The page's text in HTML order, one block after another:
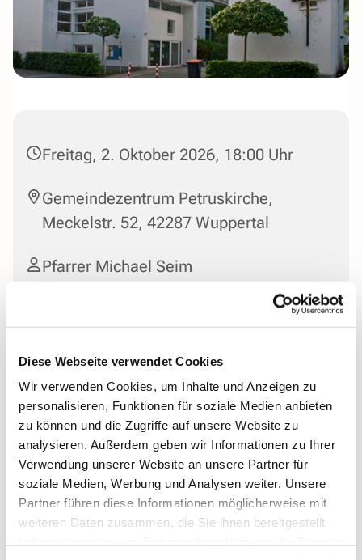
Diese Webseite verwendet Cookies
Wir verwenden Cookies, um Inhalte und Anzeigen zu
personalisieren, Funktionen für soziale Medien anbieten
zu können und die Zugriffe auf unsere Website zu
analysieren. Außerdem geben wir Informationen zu Ihrer
Verwendung unserer Website an unsere Partner für
soziale Medien, Werbung und Analysen weiter. Unsere
Partner führen diese Informationen möglicherweise mit
weiteren Daten zusammen, die Sie ihnen bereitgestellt
Freitag, 2. Oktober 2026, 18:00 Uhr
Gemeindezentrum Petruskirche,
Meckelstr. 52, 42287 Wuppertal
Pfarrer Michael Seim